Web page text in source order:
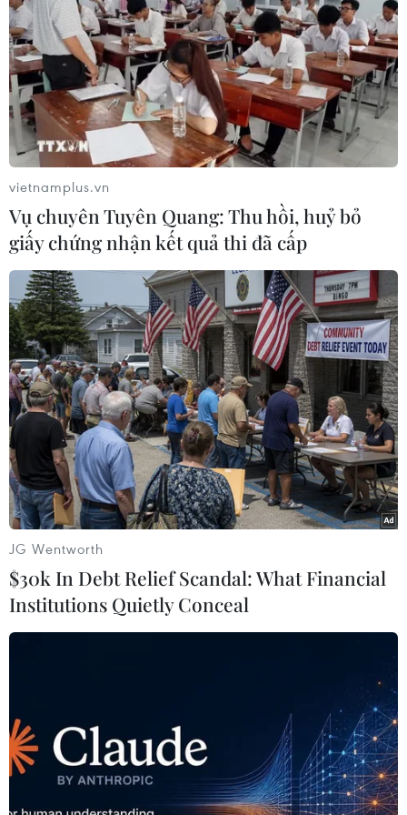
Serena giữ vững trị trí nữ vận động viên
có thu nhập cao nhất thế giới
07/08/2019 03:42
Serena Williams đã kiếm được 29,2 triệu USD trong
khoảng thời gian 12 tháng, kết thúc vào ngày 1/6/2019,
trong đó chỉ có 4,2 triệu USD là tiền thưởng trong quá
trình thi đấu.
Rafael Nadal lần thứ 5 vô địch Rogers Cup,
thiết lập kỷ lục mới
vietnamplus.vn
Vụ chuyên Tuyên Quang: Thu hồi, huỷ bỏ
giấy chứng nhận kết quả thi đã cấp
JG Wentworth
$30k In Debt Relief Scandal: What Financial
Institutions Quietly Conceal